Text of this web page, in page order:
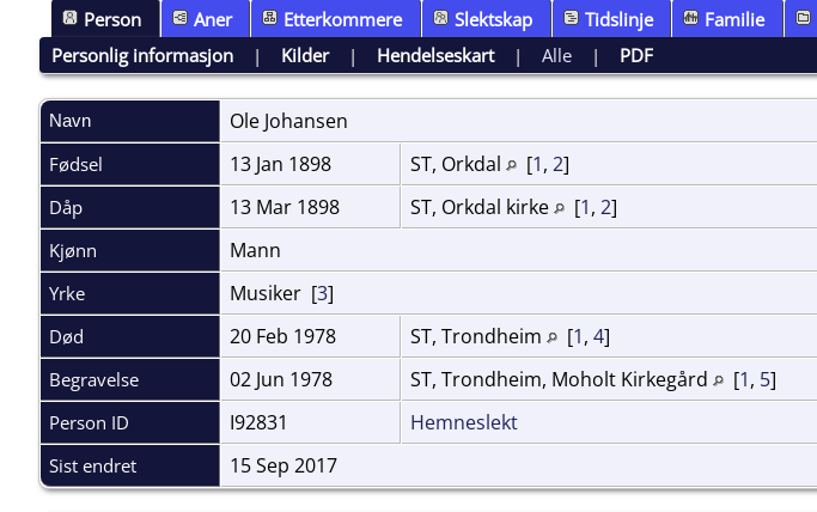
Person Aner Etterkommere Slektskap Tidslinje Familie
Personlig informasjon | Kilder| Hendelseskart|Alle | PDF
Navn Ole Johansen
Fødsel 13 Jan 1898 ST, Orkdal [1, 2]
Dåp 13 Mar 1898 ST, Orkdal kirke [1, 2]
Kjønn Mann
Yrke Musiker [3]
Død 20 Feb 1978 ST, Trondheim [1, 4]
Begravelse 02 Jun 1978 ST, Trondheim, Moholt Kirkegård [1, 5]
Person ID I92831 Hemneslekt
Sist endret 15 Sep 2017